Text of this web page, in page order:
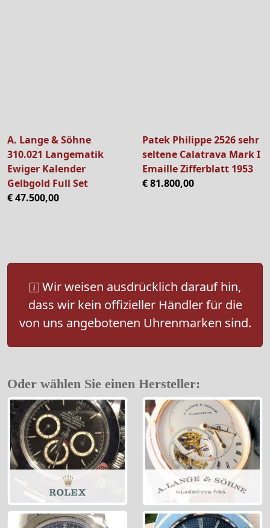
A. Lange & Söhne
310.021 Langematik
Ewiger Kalender
Gelbgold Full Set
€ 47.500,00
Patek Philippe 2526 sehr
seltene Calatrava Mark I
Emaille Zifferblatt 1953
€ 81.800,00
Wir weisen ausdrücklich darauf hin,
dass wir kein offizieller Händler für die
von uns angebotenen Uhrenmarken sind.
Oder wählen Sie einen Hersteller: